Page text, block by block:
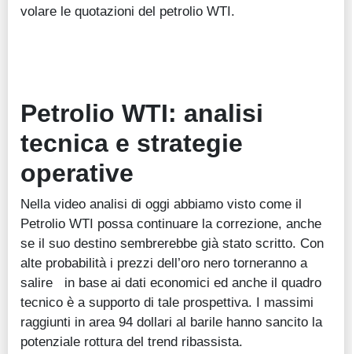
volare le quotazioni del petrolio WTI.
Petrolio WTI: analisi
tecnica e strategie
operative
Nella video analisi di oggi abbiamo visto come il
Petrolio WTI possa continuare la correzione, anche
se il suo destino sembrerebbe già stato scritto. Con
alte probabilità i prezzi dell’oro nero torneranno a
salire in base ai dati economici ed anche il quadro
tecnico è a supporto di tale prospettiva. I massimi
raggiunti in area 94 dollari al barile hanno sancito la
potenziale rottura del trend ribassista.